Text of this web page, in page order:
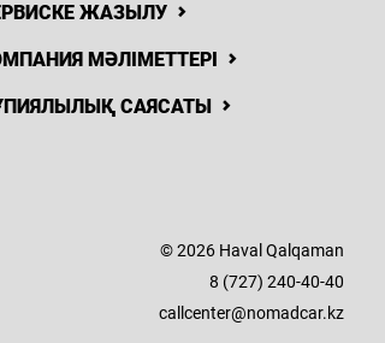
ЖАЗЫЛУ
МӘЛІМЕТТЕРІ
САЯСАТЫ
© 2026 Haval Qalqaman
8 (727) 240-40-40
callcenter@nomadcar.kz